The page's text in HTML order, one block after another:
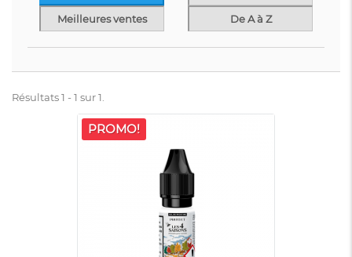
Meilleures ventes De A à Z
Résultats 1 - 1 sur 1.
PROMO!